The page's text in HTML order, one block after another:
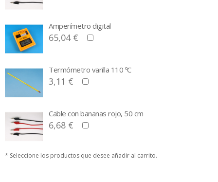
Amperímetro digital
65,04 €
Termómetro varilla 110 ºC
3,11 €
Cable con bananas rojo, 50 cm
6,68 €
* Seleccione los productos que desee añadir al carrito.